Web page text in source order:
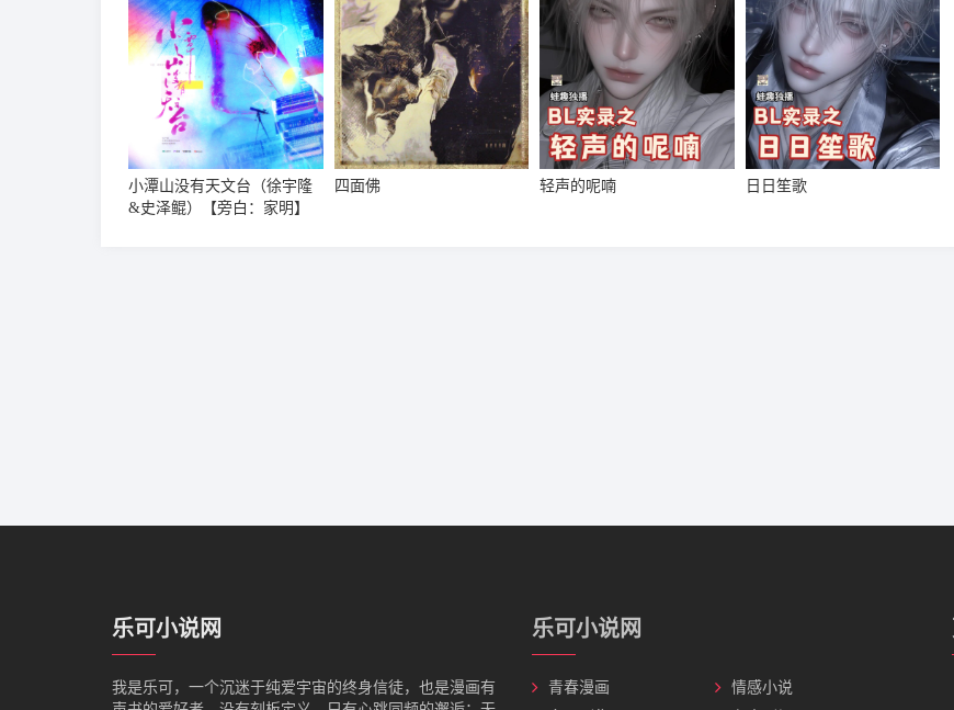
小潭山没有天文台（徐宇隆
&史泽鲲）【旁白：家明】
四面佛 轻声的呢喃 日日笙歌
乐可小说网
我是‌乐可，一个沉迷于纯爱宇宙的终身信徒，也是漫画有
乐可小说网
青春漫画
情感小说